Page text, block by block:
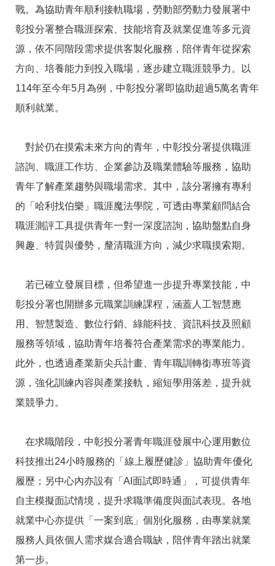
網
站
導
覽
回
首
頁
English
民
意
信
箱
答
彙
RSS
私
權
及
策
府
網
站
放
宣
告
聯
絡
資
訊
戰。為協助青年順利接軌職場，勞動部勞動力發展署中
彰投分署整合職涯探索、技能培育及就業促進等多元資
源，依不同階段需求提供客製化服務，陪伴青年從探索
方向、培養能力到投入職場，逐步建立職涯競爭力。以
114年至今年5月為例，中彰投分署即協助超過5萬名青年
順利就業。
對於仍在摸索未來方向的青年，中彰投分署提供職涯
諮詢、職涯工作坊、企業參訪及職業體驗等服務，協助
青年了解產業趨勢與職場需求。其中，該分署擁有專利
的「哈利找伯樂」職涯魔法學院，可透由專業顧問結合
職涯測評工具提供青年一對一深度諮詢，協助盤點自身
興趣、特質與優勢，釐清職涯方向，減少求職摸索期。
若已確立發展目標，但希望進一步提升專業技能，中
彰投分署也開辦多元職業訓練課程，涵蓋人工智慧應
用、智慧製造、數位行銷、綠能科技、資訊科技及照顧
服務等領域，協助青年培養符合產業需求的專業能力。
此外，也透過產業新尖兵計畫、青年職訓轉銜專班等資
源，強化訓練內容與產業接軌，縮短學用落差，提升就
業競爭力。
在求職階段，中彰投分署青年職涯發展中心運用數位
科技推出24小時服務的「線上履歷健診」協助青年優化
履歷；另中心內亦設有「AI面試即時通」，可提供青年
自主模擬面試情境，提升求職準備度與面試表現。各地
就業中心亦提供「一案到底」個別化服務，由專業就業
服務人員依個人需求媒合適合職缺，陪伴青年踏出就業
第一步。